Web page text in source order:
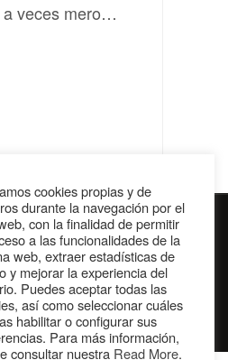
a veces mero…
que intercambiar
cookies propias y de
durante la navegación por el
con la finalidad de permitir
a las funcionalidades de la
web, extraer estadísticas de
y mejorar la experiencia del
Puedes aceptar todas las
así como seleccionar cuáles
habilitar o configurar sus
Para más información,
consultar nuestra Read More.